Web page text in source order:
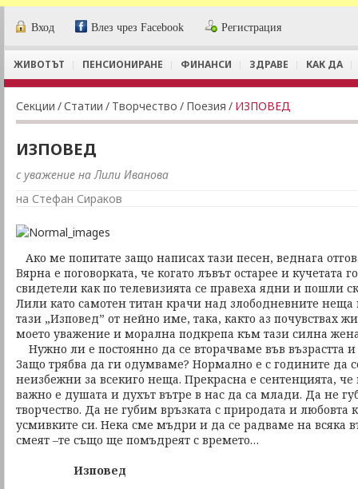
Вход Влез чрез Facebook Регистрация
ЖИВОТЪТ ПЕНСИОНИРАНЕ ФИНАНСИ ЗДРАВЕ КАК ДА
Секции /Статии / Творчество / Поезия / ИЗПОВЕД
ИЗПОВЕД
с уважение на Лили Иванова
на Стефан Сираков
Ако ме попитате защо написах тази песен, веднага
Вярна е поговорката, че когато лъвът остарее и кучетата
свидетели как по телевизията се правеха ядни и пошли
Лили като самотен титан крачи над злободневните
тази „Изповед” от нейно име, така, както аз почувствах
моето уважение и морална подкрепа към тази силна
Нужно ли е постоянно да се вторачваме във възрастта
Защо трябва да ги одумваме? Нормално е с годините да
неизбежни за всекиго неща. Прекрасна е сентенцията, че
важно е душата и духът вътре в нас да са млади. Да не
творчество. Да не губим връзката с природата и
усмивките си. Нека сме мъдри и да се радваме на всяка
смеят –те също ще помъдреят с времето…
Изповед